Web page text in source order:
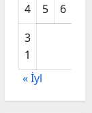
4
5
6
3
1
« İyl